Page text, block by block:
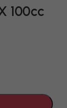
100cc